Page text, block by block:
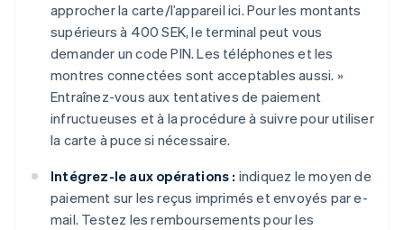
approcher la carte/l’appareil ici. Pour les montants
supérieurs à 400 SEK, le terminal peut vous
demander un code PIN. Les téléphones et les
montres connectées sont acceptables aussi. »
Entraînez-vous aux tentatives de paiement
infructueuses et à la procédure à suivre pour utiliser
la carte à puce si nécessaire.
Intégrez-le aux opérations : indiquez le moyen de
paiement sur les reçus imprimés et envoyés par e-
mail. Testez les remboursements pour les